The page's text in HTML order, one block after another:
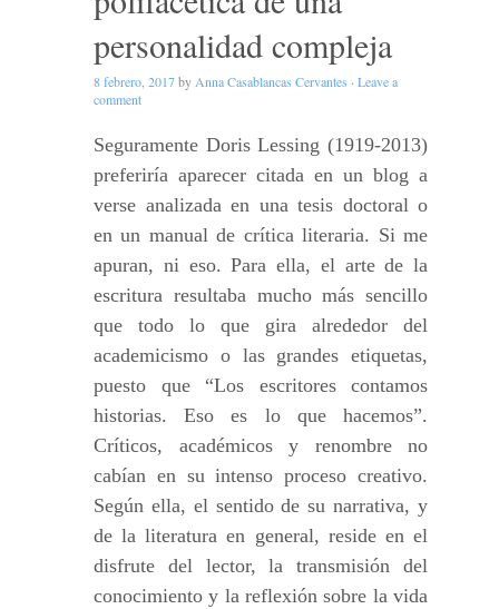
personalidad compleja
8 febrero, 2017by Anna Casablancas Cervantes · Leave a
comment
Seguramente Doris Lessing (1919-2013)
preferiría aparecer citada en un blog a
verse analizada en una tesis doctoral o
en un manual de crítica literaria. Si me
apuran, ni eso. Para ella, el arte de la
escritura resultaba mucho más sencillo
que todo lo que gira alrededor del
academicismo o las grandes etiquetas,
puesto que “Los escritores contamos
historias. Eso es lo que hacemos”.
Críticos, académicos y renombre no
cabían en su intenso proceso creativo.
Según ella, el sentido de su narrativa, y
de la literatura en general, reside en el
disfrute del lector, la transmisión del
conocimiento y la reflexión sobre la vida